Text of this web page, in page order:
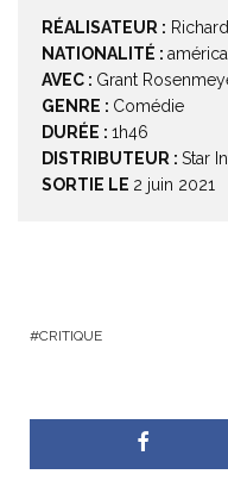
RÉALISATEUR :
NATIONALITÉ :
AVEC : Grant
GENRE : Comédie
DURÉE : 1h46
DISTRIBUTEUR : Star
SORTIE LE 2 juin 2021
CRITIQUE